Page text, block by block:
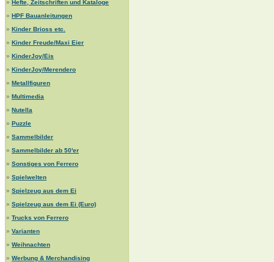
» Hefte, Zeitschriften und Kataloge
» HPF Bauanleitungen
» Kinder Brioss etc.
» Kinder Freude/Maxi Eier
» KinderJoy/Eis
» KinderJoy/Merendero
» Metallfiguren
» Multimedia
» Nutella
» Puzzle
» Sammelbilder
» Sammelbilder ab 50'er
» Sonstiges von Ferrero
» Spielwelten
» Spielzeug aus dem Ei
» Spielzeug aus dem Ei (Euro)
» Trucks von Ferrero
» Varianten
» Weihnachten
» Werbung & Merchandising